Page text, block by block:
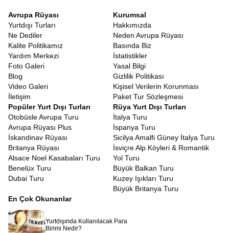
Avrupa Rüyası
Yurtdışı Turları
Ne Dediler
Kalite Politikamız
Yardım Merkezi
Foto Galeri
Blog
Video Galeri
İletişim
Kurumsal
Hakkımızda
Neden Avrupa Rüyası
Basında Biz
İstatistikler
Yasal Bilgi
Gizlilik Politikası
Kişisel Verilerin Korunması
Paket Tur Sözleşmesi
Popüler Yurt Dışı Turları
Otobüsle Avrupa Turu
Avrupa Rüyası Plus
İskandinav Rüyası
Britanya Rüyası
Alsace Noel Kasabaları Turu
Benelüx Turu
Dubai Turu
Rüya Yurt Dışı Turları
İtalya Turu
İspanya Turu
Sicilya Amalfi Güney İtalya Turu
İsviçre Alp Köyleri & Romantik
Yol Turu
Büyük Balkan Turu
Kuzey Işıkları Turu
Büyük Britanya Turu
En Çok Okunanlar
Yurtdışında Kullanılacak Para
Birimi Nedir?